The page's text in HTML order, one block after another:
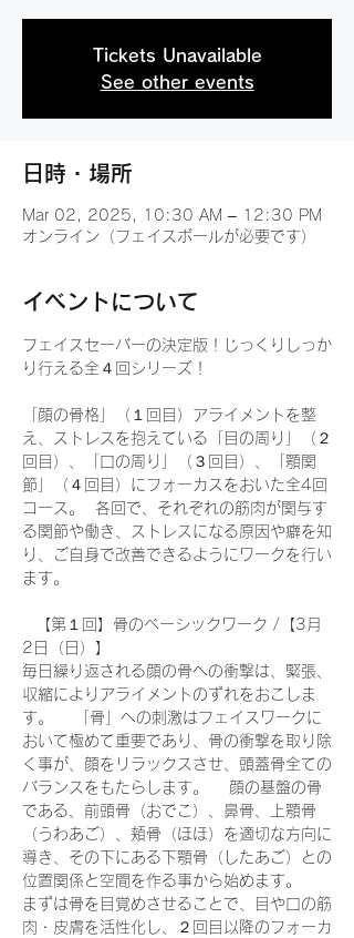
Tickets Unavailable
See other events
日時・場所
Mar 02, 2025, 10:30 AM – 12:30 PM
オンライン（フェイスボールが必要です）
イベントについて
フェイスセーバーの決定版！じっくりしっか
り行える全４回シリーズ！
「顔の骨格」（１回目）アライメントを整
え、ストレスを抱えている「目の周り」（２
回目）、「口の周り」（３回目）、「顎関
節」（４回目）にフォーカスをおいた全4回
コース。  各回で、それぞれの筋肉が関与す
る関節や働き、ストレスになる原因や癖を知
り、ご自身で改善できるようにワークを行い
ます。
【第１回】骨のベーシックワーク /【3月
2日（日）】
毎日繰り返される顔の骨への衝撃は、緊張、
収縮によりアライメントのずれをおこしま
す。 　「骨」への刺激はフェイスワークに
おいて極めて重要であり、骨の衝撃を取り除
く事が、顔をリラックスさせ、頭蓋骨全ての
バランスをもたらします。 　顔の基盤の骨
である、前頭骨（おでこ）、鼻骨、上顎骨
（うわあご）、頬骨（ほほ）を適切な方向に
導き、その下にある下顎骨（したあご）との
位置関係と空間を作る事から始めます。
まずは骨を目覚めさせることで、目や口の筋
肉・皮膚を活性化し、２回目以降のフォーカ